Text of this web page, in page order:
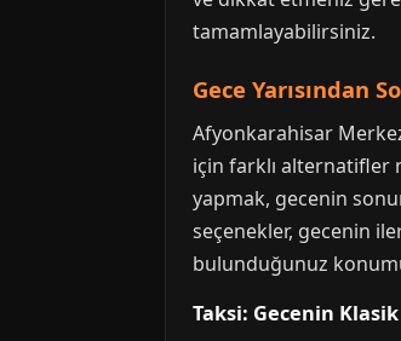
tamamlayabilirsiniz.
Gece Yarısından
Afyonkarahisar
için farklı alternatifler
yapmak, gecenin
seçenekler, gecenin
bulunduğunuz
Taksi: Gecenin